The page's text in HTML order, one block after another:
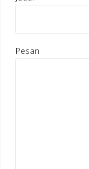
Pesan